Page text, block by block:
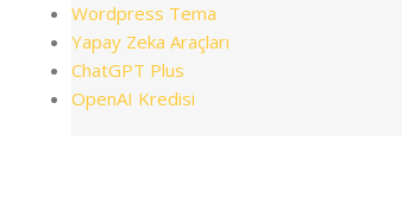
Wordpress Tema
Yapay Zeka Araçları
ChatGPT Plus
OpenAI Kredisi